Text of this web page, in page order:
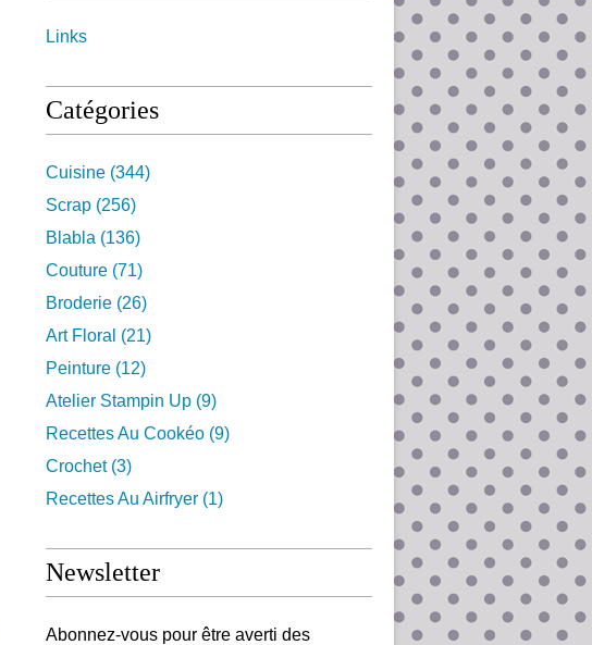
Links
Catégories
Cuisine (344)
Scrap (256)
Blabla (136)
Couture (71)
Broderie (26)
Art Floral (21)
Peinture (12)
Atelier Stampin Up (9)
Recettes Au Cookéo (9)
Crochet(3)
Recettes Au Airfryer (1)
Newsletter
Abonnez-vous pour être averti des